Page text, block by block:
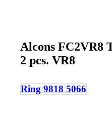
Alcons FC2VR8
2 pcs. VR8
Ring 9818 5066